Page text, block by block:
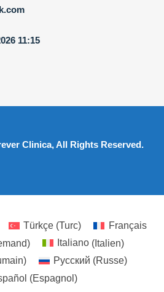
11:15
Clinica, All Rights Reserved.
Türkçe (Turc)
Français
) Italiano (Italien)
) Русский (Russe)
(Espagnol )